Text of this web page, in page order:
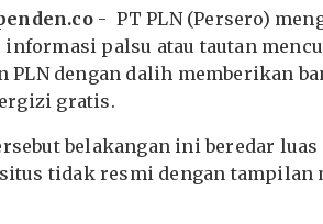
- PT PLN (Persero)
informasi palsu atau tautan
PLN dengan dalih memberikan
gratis.
belakangan ini beredar luas
tidak resmi dengan tampilan